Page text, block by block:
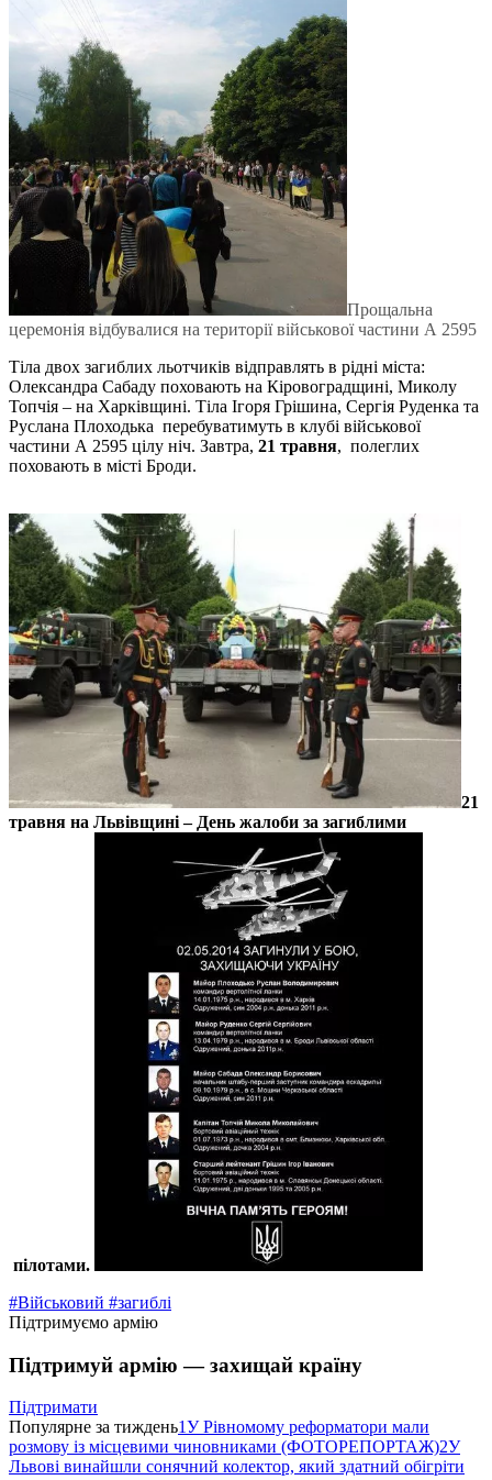
Прощальна
церемонія відбувалися на території військової частини А 2595
Тіла двох загиблих льотчиків відправлять в рідні міста:
Олександра Сабаду поховають на Кіровоградщині, Миколу
Топчія – на Харківщині. Тіла Ігоря Грішина, Сергія Руденка та
Руслана Плоходька перебуватимуть в клубі військової
частини А 2595 цілу ніч. Завтра, 21 травня, полеглих
поховають в місті Броди.
21
травня на Львівщині – День жалоби за загиблими
пілотами.
#Військовий #загиблі
Підтримуємо армію
Підтримуй армію — захищай країну
Підтримати
Популярне за тиждень1У Рівномому реформатори мали
розмову із місцевими чиновниками (ФОТОРЕПОРТАЖ)2У
Львові винайшли сонячний колектор, який здатний обігріти